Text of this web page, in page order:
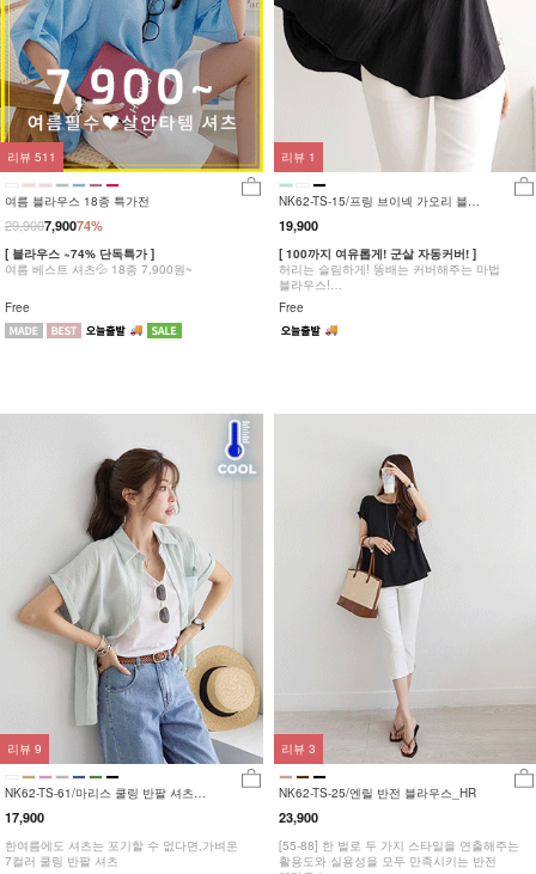
여름 블라우스 18종 특가전
74%
29,9007,900
[ 블라우스 ~74% 단독특가 ]
여름 베스트 셔츠💦 18종 7,900원~
Free
리뷰 511
NK62-TS-15/프링 브이넥 가오리 블라
우스_DY
19,900
[ 100까지 여유롭게! 군살 자동커버! ]
허리는 슬림하게! 똥배는 커버해주는 마법
블라우스!
활동성이 좋은 가오리핏!
Free
리뷰 1
NK62-TS-61/마리스 쿨링 반팔 셔츠
_HR
17,900
한여름에도 셔츠는 포기할 수 없다면,가벼운
7컬러 쿨링 반팔 셔츠
리뷰 9
NK62-TS-25/엔릴 반전 블라우스_HR
23,900
[55-88] 한 벌로 두 가지 스타일을 연출해주는
활용도와 실용성을 모두 만족시키는 반전
리뷰 3